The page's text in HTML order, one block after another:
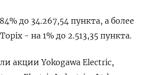
до 34.267,54 пункта, а более
- на 1% до 2.513,35 пункта.
акции Yokogawa Electric,